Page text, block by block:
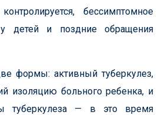
бессимптомное
детей и поздние обращения
формы: активный туберкулез,
изоляцию больного ребенка, и
туберкулеза — в это время